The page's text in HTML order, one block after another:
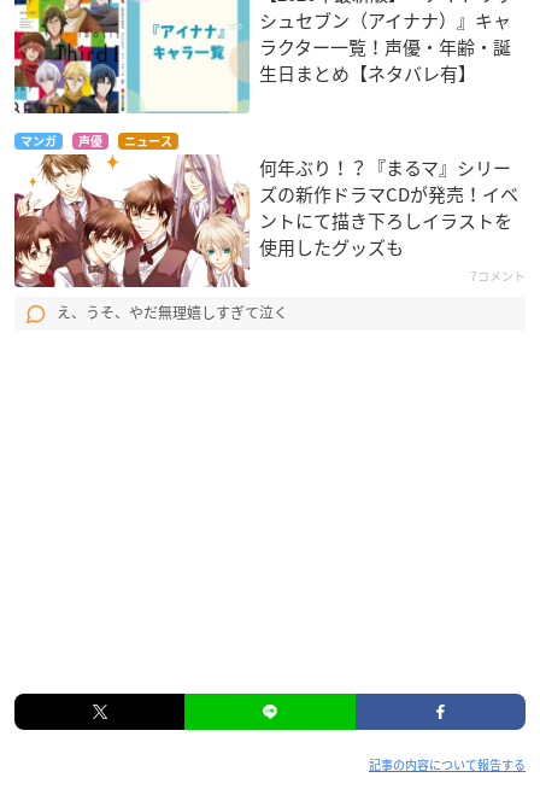
シュセブン（アイナナ）』キャ
ラクター一覧！声優・年齢・誕
生日まとめ【ネタバレ有】
マンガ 声優 ニュース
何年ぶり！？『まるマ』シリー
ズの新作ドラマCDが発売！イベ
ントにて描き下ろしイラストを
使用したグッズも
7コメント
え、うそ、やだ無理嬉しすぎて泣く
記事の内容について報告する